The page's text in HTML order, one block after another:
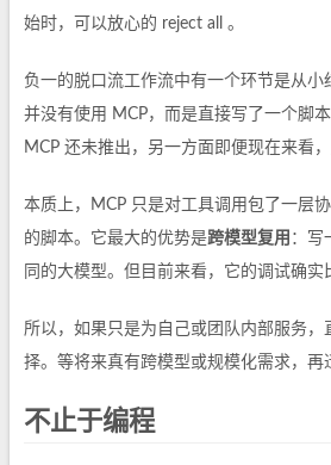
始时，可以放心的 reject all 。
负一的脱口流工作流中有一个环节是从
并没有使用 MCP，而是直接写了一个脚
MCP 还未推出，另一方面即便现在来看
本质上，MCP 只是对工具调用包了一层
的脚本。它最大的优势是跨模型复用 ：写
同的大模型。但目前来看，它的调试确实
所以，如果只是为自己或团队内部服务
择。等将来真有跨模型或规模化需求，再
不止于编程